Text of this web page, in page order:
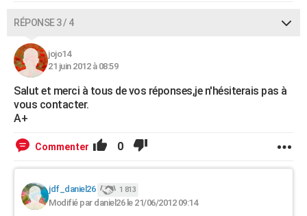
RÉPONSE 3 / 4
jojo14
21 juin 2012 à 08:59
Salut et merci à tous de vos réponses,je n'hésiterais pas à
vous contacter.
A+
Commenter 0
jdf_daniel26 1 813
Modifié par daniel26 le 21/06/2012 09:14